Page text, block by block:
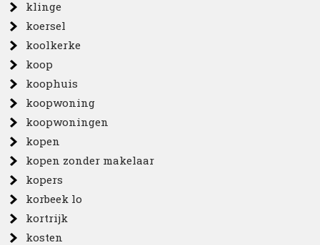
klinge
koersel
koolkerke
koop
koophuis
koopwoning
koopwoningen
kopen
kopen zonder makelaar
kopers
korbeek lo
kortrijk
kosten